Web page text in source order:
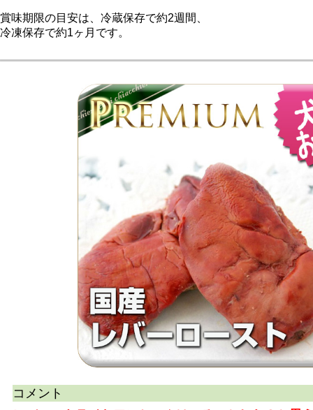
賞味期限の目安は、冷蔵保存で約2週間、
冷凍保存で約1ヶ月です。
コメント